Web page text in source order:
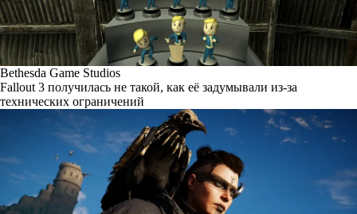
Bethesda Game Studios
Fallout 3 получилась не такой, как её задумывали из-за
технических ограничений